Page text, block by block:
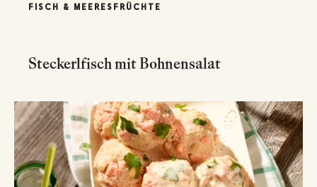
FISCH & MEERESFRÜCHTE
Steckerlfisch mit Bohnensalat